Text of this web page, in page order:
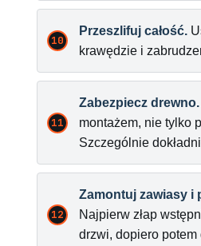
Przeszlifuj całość.
krawędzie i
Zabezpiecz drewno.
montażem, nie tylko
Szczególnie
Zamontuj zawiasy i
Najpierw złap
drzwi, dopiero potem